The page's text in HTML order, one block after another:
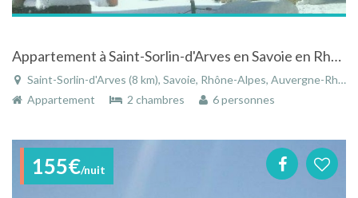
Appartement à Saint-Sorlin-d'Arves en Savoie en Rhône-Alpes au coeur du domaine des Sybelles
Saint-Sorlin-d'Arves (8 km), Savoie, Rhône-Alpes, Auvergne-Rhône-Alpes, France
Appartement
2 chambres 6 personnes
155€/nuit